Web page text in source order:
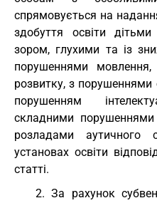
спрямовується на
здобуття освіти
зором, глухими та із
порушеннями мовлення,
розвитку, з порушеннями
порушенням
складними
розладами аутичного
установах освіти
статті.
2. За рахунок